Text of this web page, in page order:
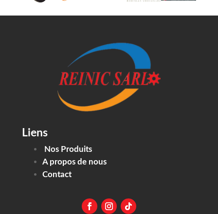
Liens
Nos Produits
A propos de nous
Contact